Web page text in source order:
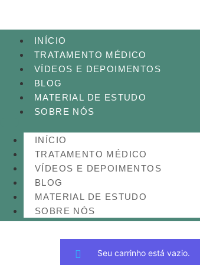
INÍCIO
TRATAMENTO MÉDICO
VÍDEOS E DEPOIMENTOS
BLOG
MATERIAL DE ESTUDO
SOBRE NÓS
INÍCIO
TRATAMENTO MÉDICO
VÍDEOS E DEPOIMENTOS
BLOG
MATERIAL DE ESTUDO
SOBRE NÓS
Seu carrinho está vazio.